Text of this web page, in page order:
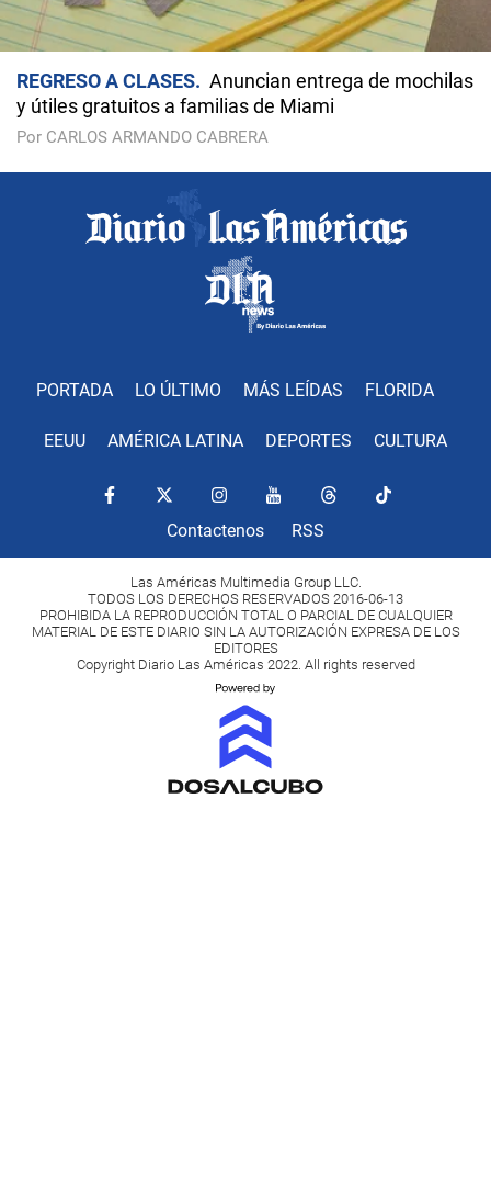
REGRESO A CLASES
Anuncian entrega de mochilas
y útiles gratuitos a familias de Miami
Por CARLOS ARMANDO CABRERA
PORTADA LO ÚLTIMO MÁS LEÍDAS FLORIDA
EEUU AMÉRICA LATINA DEPORTES CULTURA
Contactenos RSS
Las Américas Multimedia Group LLC.
TODOS LOS DERECHOS RESERVADOS 2016-06-13
PROHIBIDA LA REPRODUCCIÓN TOTAL O PARCIAL DE CUALQUIER
MATERIAL DE ESTE DIARIO SIN LA AUTORIZACIÓN EXPRESA DE LOS
EDITORES
Copyright Diario Las Américas 2022. All rights reserved